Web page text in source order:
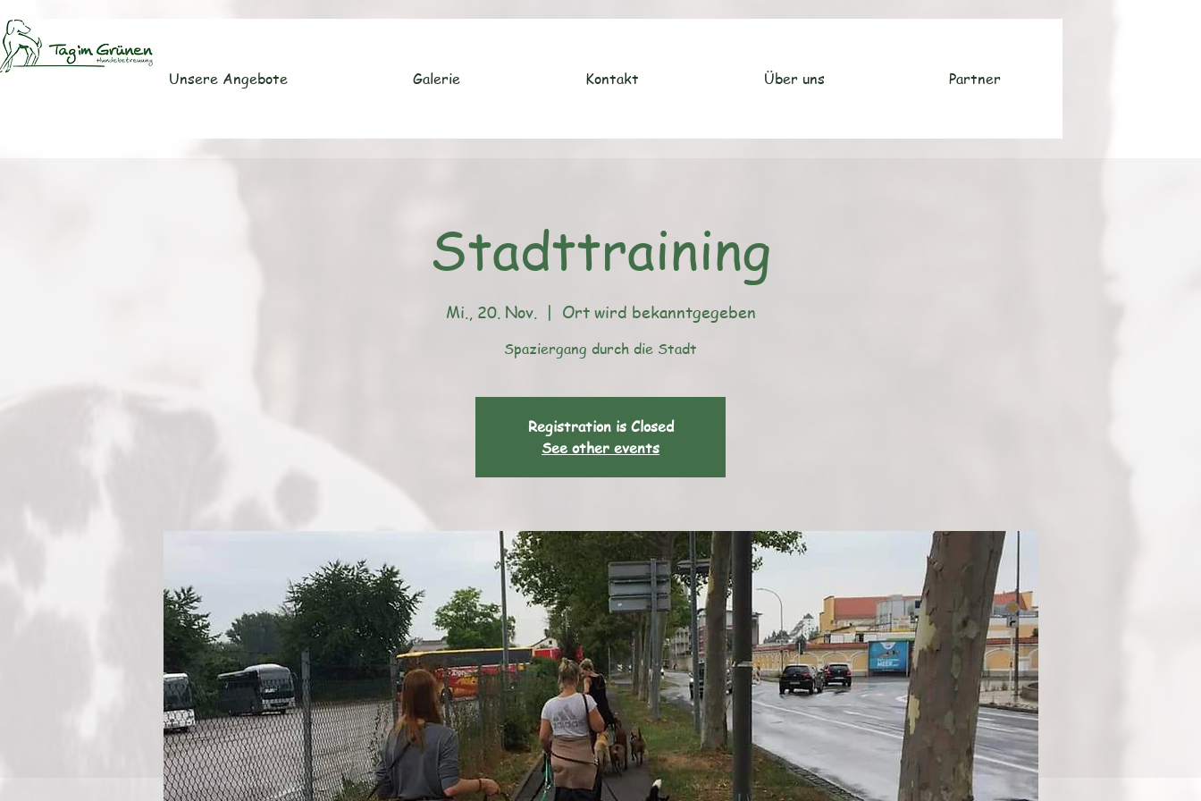
Unsere Angebote Galerie Kontakt Über uns Partner
Stadttraining
Mi., 20. Nov.
  |
Ort wird bekanntgegeben
Spaziergang durch die Stadt
Registration is Closed
See other events